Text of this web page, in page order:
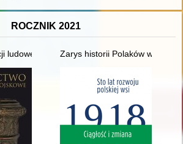
ROCZNIK 2021
ludowej : wycinanka rawskaZarys historii Polaków w Rosji